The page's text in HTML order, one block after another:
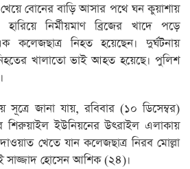
খেয়ে বোনের বাড়ি আসার পথে ঘন কুয়াশায়
হারিয়ে নির্মীয়মাণ ব্রিজের খাদে পড়ে
কলেজছাত্র নিহত হয়েছেন। দুর্ঘটনায়
খালাতো ভাই আহত হয়েছে। পুলিশ
সূত্রে জানা যায়, রবিবার (১০ ডিসেম্বর)
শিরুয়াইল ইউনিয়নের উৎরাইল এলাকায়
খেতে যান কলেজছাত্র নিরব মোল্লা
সাজ্জাদ হোসেন আশিক (২৪)।